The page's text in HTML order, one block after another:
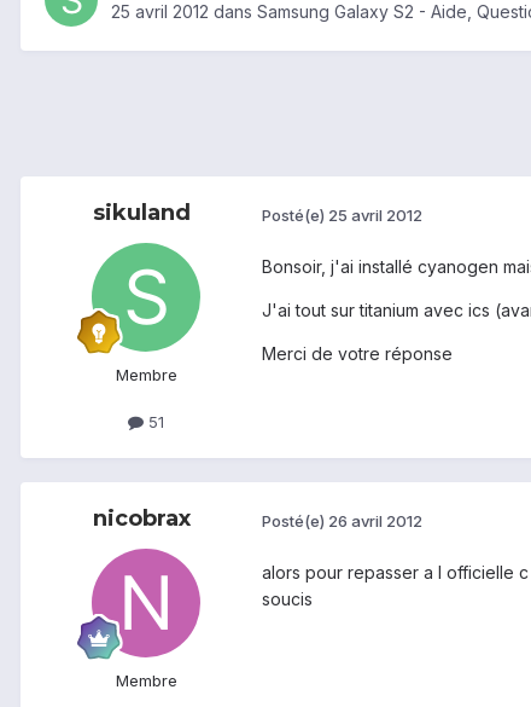
25 avril 2012 dans Samsung Galaxy S2 - Aide,
sikuland
Membre
51
Posté(e) 25 avril 2012
Bonsoir, j'ai installé cyanogen
J'ai tout sur titanium avec ics
Merci de votre réponse
nicobrax
Membre
Posté(e) 26 avril 2012
alors pour repasser a l officielle
soucis